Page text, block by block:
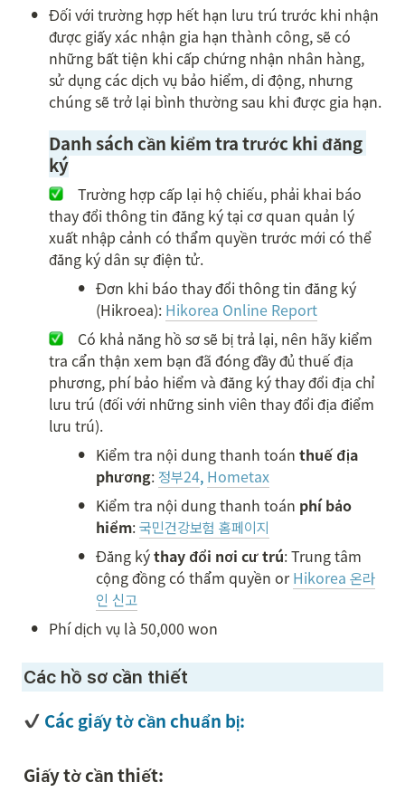
• Đối với trường hợp hết hạn lưu trú trước khi nhận
được giấy xác nhận gia hạn thành công, sẽ có
những bất tiện khi cấp chứng nhận nhân hàng,
sử dụng các dịch vụ bảo hiểm, di động, nhưng
chúng sẽ trở lại bình thường sau khi được gia hạn.
Danh sách cần kiểm tra trước khi đăng
ký
Trường hợp cấp lại hộ chiếu, phải khai báo
thay đổi thông tin đăng ký tại cơ quan quản lý
xuất nhập cảnh có thẩm quyền trước mới có thể
đăng ký dân sự điện tử.
• Đơn khi báo thay đổi thông tin đăng ký
(Hikroea): Hikorea Online Report
Có khả năng hồ sơ sẽ bị trả lại, nên hãy kiểm
tra cẩn thận xem bạn đã đóng đầy đủ thuế địa
phương, phí bảo hiểm và đăng ký thay đổi địa chỉ
lưu trú (đối với những sinh viên thay đổi địa điểm
lưu trú).
• Kiểm tra nội dung thanh toán thuế địa
phương: 정부24, Hometax
• Kiểm tra nội dung thanh toán phí bảo
hiểm: 국민건강보험 홈페이지
• Đăng ký thay đổi nơi cư trú: Trung tâm
cộng đồng có thẩm quyền or Hikorea 온라
인 신고
• Phí dịch vụ là 50,000 won
Các hồ sơ cần thiết
Các giấy tờ cần chuẩn bị:
Giấy tờ cần thiết: